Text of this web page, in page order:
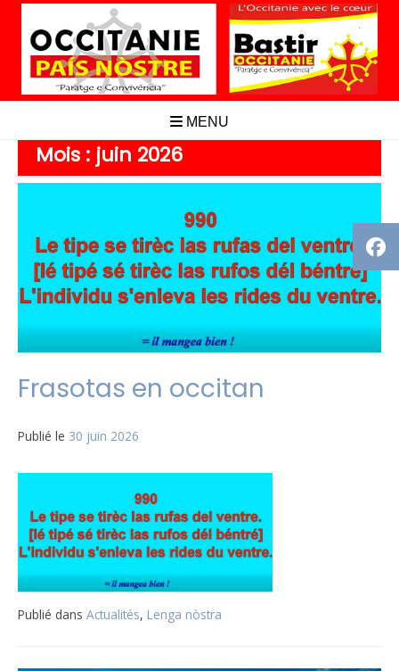
Aller
contenu
MENU
Mois : juin 2026
Frasotas en occitan
Publié le 30 juin 2026
Publié dans Actualités, Lenga nòstra